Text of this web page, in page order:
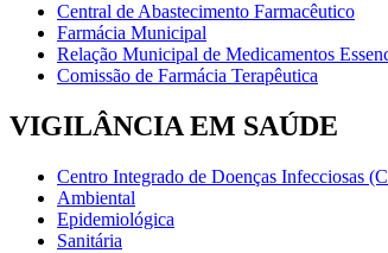
Central de Abastecimento Farmacêutico
Farmácia Municipal
Relação Municipal de Medicamentos
Comissão de Farmácia Terapêutica
VIGILÂNCIA EM SAÚDE
Centro Integrado de Doenças Infecciosas
Ambiental
Epidemiológica
Sanitária